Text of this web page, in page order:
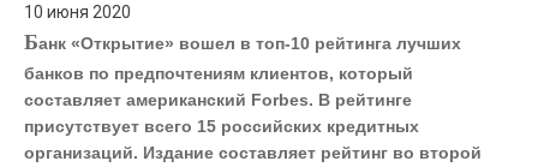
10 июня 2020
Банк «Открытие» вошел в топ-10 рейтинга лучших
банков по предпочтениям клиентов, который
составляет американский Forbes. В рейтинге
присутствует всего 15 российских кредитных
организаций. Издание составляет рейтинг во второй